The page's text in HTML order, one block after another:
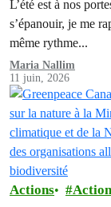
L’été est à nos
s’épanouir, je me
même rythme...
Maria Nallim
11 juin, 2026
Actions